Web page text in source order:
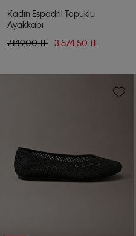
Kadın Espadril Topuklu
Ayakkabı
7.149,00 TL
3.574,50 TL